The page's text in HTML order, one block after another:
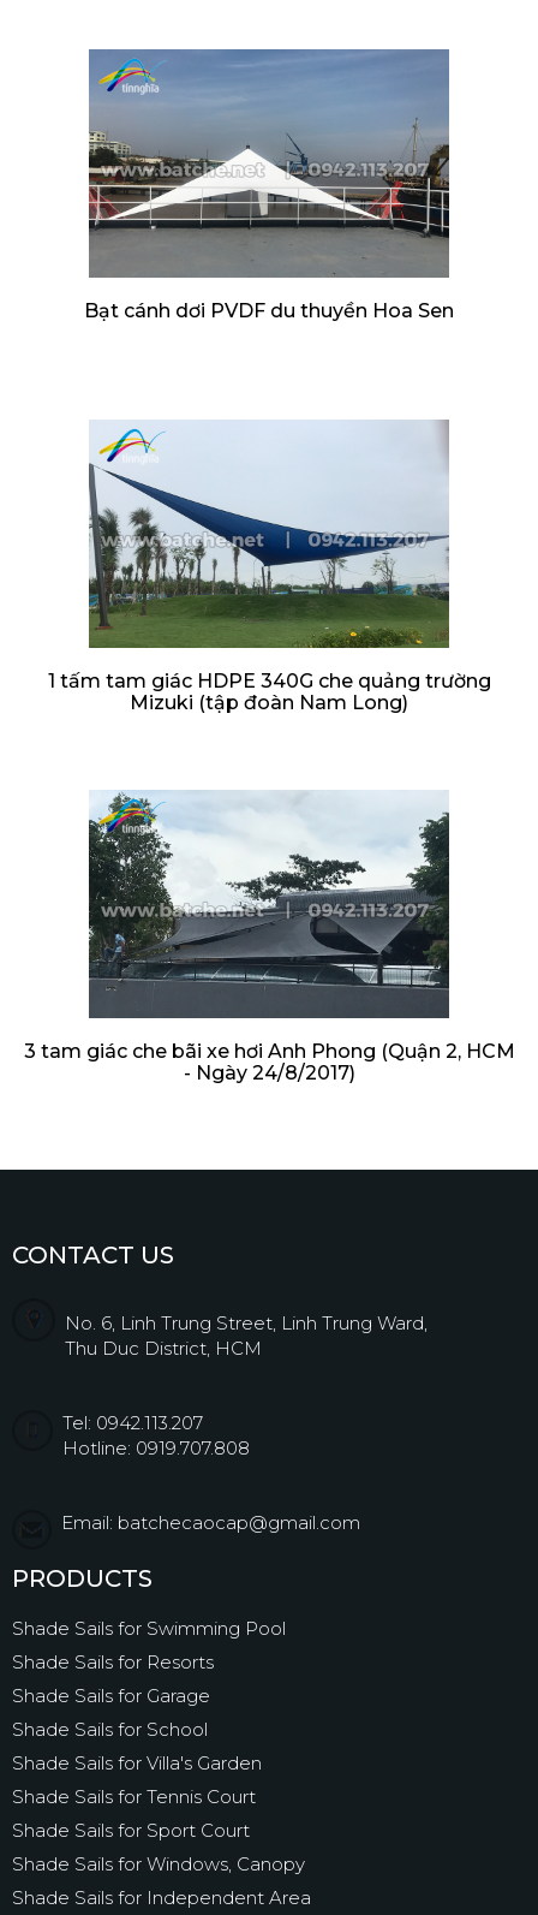
Bạt cánh dơi PVDF du thuyền Hoa Sen
1 tấm tam giác HDPE 340G che quảng trường
Mizuki (tập đoàn Nam Long)
3 tam giác che bãi xe hơi Anh Phong (Quận 2, HCM
- Ngày 24/8/2017)
CONTACT US
No. 6, Linh Trung Street, Linh Trung Ward,
Thu Duc District, HCM
Tel: 0942.113.207
Hotline: 0919.707.808
Email: batchecaocap@gmail.com
PRODUCTS
Shade Sails for Swimming Pool
Shade Sails for Resorts
Shade Sails for Garage
Shade Sails for School
Shade Sails for Villa's Garden
Shade Sails for Tennis Court
Shade Sails for Sport Court
Shade Sails for Windows, Canopy
Shade Sails for Independent Area